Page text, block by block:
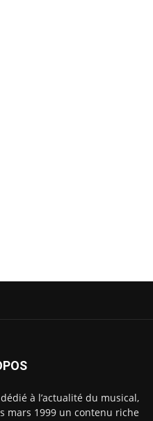
à l’actualité du musical,
mars 1999 un contenu riche